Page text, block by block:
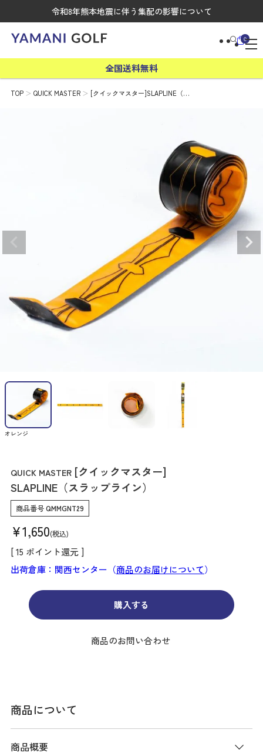
令和8年熊本地震に伴う集配の影響について
0
全国送料無料
TOP QUICK MASTER [クイックマスター]SLAPLINE（…
オレンジ
QUICK MASTER [クイックマスター]
SLAPLINE（スラップライン）
商品番号QMMGNT29
¥1,650 税込
[15 ポイント還元 ]
出荷倉庫：関西センター（商品のお届けについて）
購入する
商品のお問い合わせ
商品について
商品概要